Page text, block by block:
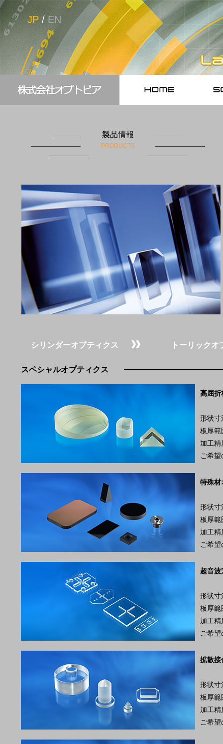
JP / EN
製品情報
PRODUCTS
シリンダーオプティクス トーリックオ
スペシャルオプティクス
高屈折
形状
板厚
加工
ご希
特殊材
形状
板厚
加工
ご希
超音波
形状
板厚
加工
ご希
拡散接
形状
板厚
加工
ご希